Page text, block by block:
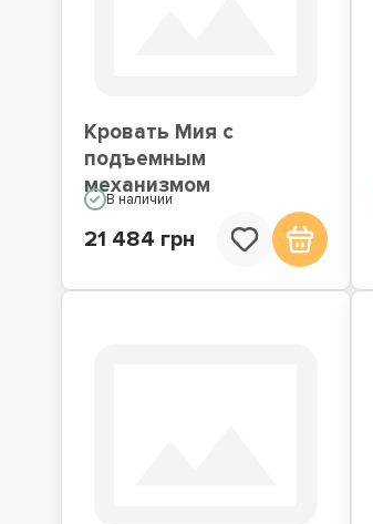
Кровать Мия с
подъемным
механизмом
В наличии
21 484 грн